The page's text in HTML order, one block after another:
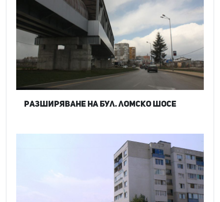
Разширяване на бул. Ломско шосе